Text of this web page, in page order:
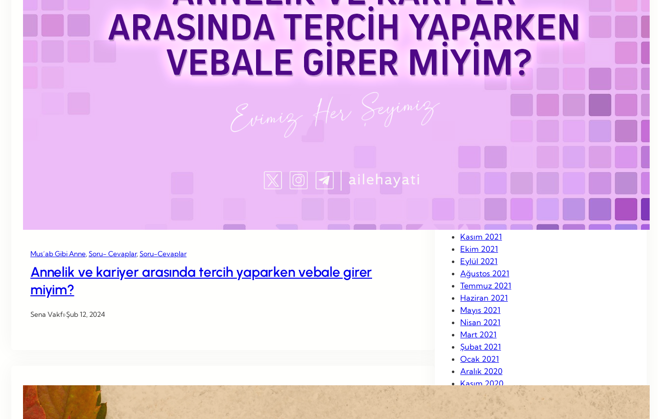
Mus’ab Gibi Anne, Soru- Cevaplar, Soru-Cevaplar
Annelik ve kariyer arasında tercih yaparken vebale girer
miyim?
Sena Vakfı·Şub 12, 2024
Kasım 2023
Eylül 2023
Ağustos 2023
Temmuz 2023
Haziran 2023
Mayıs 2023
Mart 2023
Haziran 2022
Nisan 2022
Aralık 2021
Kasım 2021
Ekim 2021
Eylül 2021
Ağustos 2021
Temmuz 2021
Haziran 2021
Mayıs 2021
Nisan 2021
Mart 2021
Şubat 2021
Ocak 2021
Aralık 2020
Kasım 2020
Ekim 2020
Eylül 2020